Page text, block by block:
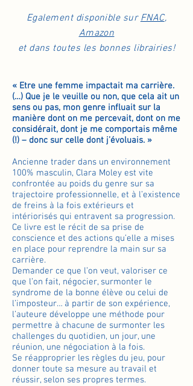
Egalement disponible surFNAC,
Amazon
et dans toutes les bonnes librairies!
« Etre une femme impactait ma carrière.
(…) Que je le veuille ou non, que cela ait un
sens ou pas, mon genre influait sur la
manière dont on me percevait, dont on me
considérait, dont je me comportais même
(!) – donc sur celle dont j’évoluais. »
Ancienne trader dans un environnement
100% masculin, Clara Moley est vite
confrontée au poids du genre sur sa
trajectoire professionnelle, et à l’existence
de freins à la fois extérieurs et
intériorisés qui entravent sa progression.
Ce livre est le récit de sa prise de
conscience et des actions qu’elle a mises
en place pour reprendre la main sur sa
carrière.
Demander ce que l’on veut, valoriser ce
que l’on fait, négocier, surmonter le
syndrome de la bonne élève ou celui de
l’imposteur… à partir de son expérience,
l’auteure développe une méthode pour
permettre à chacune de surmonter les
challenges du quotidien, un jour, une
réunion, une négociation à la fois.
Se réapproprier les règles du jeu, pour
donner toute sa mesure au travail et
réussir, selon ses propres termes.